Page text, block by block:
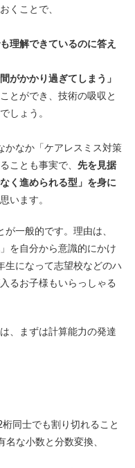
くことで、
理解できているのに答え
がかかり過ぎてしまう」
とができ、技術の吸収と
しょう。
かなか「ケアレスミス対策
ことも事実で、 先を見据
く進められる型」を身に
います。
一般的です。理由は、
を自分から意識的にかけ
生になって志望校などのハ
るお子様もいらっしゃる
、まずは計算能力の発達
同士でも割り切れること
な小数と分数変換、